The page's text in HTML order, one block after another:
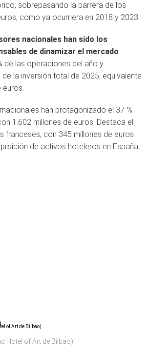
sobrepasando la barrera de los
como ya ocurriera en 2018 y 2023.
nacionales han sido los
de dinamizar el mercado.
de las operaciones del año y
la inversión total de 2025, equivalente
euros.
han protagonizado el 37 %
1.602 millones de euros. Destaca el
franceses, con 345 millones de euros
de activos hoteleros en España.
Hotel of Art de Bilbao)